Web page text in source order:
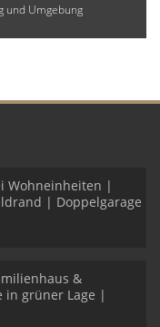
und Umgebung
Wohneinheiten |
| Doppelgarage
&
in grüner Lage |